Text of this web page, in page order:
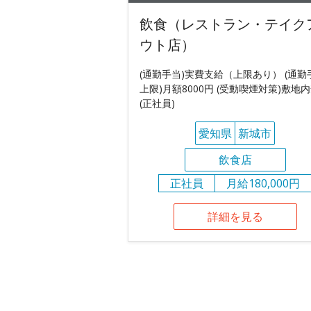
飲食（レストラン・テイク
ウト店）
(通勤手当)実費支給（上限あり） (通勤
上限)月額8000円 (受動喫煙対策)敷地
(正社員)
愛知県 新城市
飲食店
正社員
月給180,000円
詳細を見る